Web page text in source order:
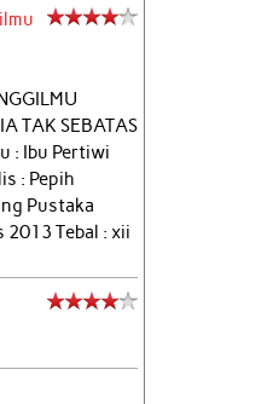
TAK SEBATAS
: Ibu Pertiwi
: Pepih
Pustaka
2013 Tebal : xii